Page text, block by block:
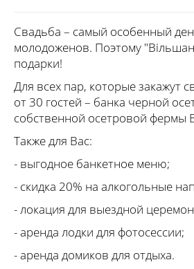
Свадьба – самый особенный
молодоженов. Поэтому
подарки!
Для всех пар, которые закажут
от 30 гостей – банка черной
собственной осетровой
Также для Вас:
- выгодное банкетное меню;
- скидка 20% на алкогольные
- локация для выездной
- аренда лодки для фотосессии;
- аренда домиков для отдыха.